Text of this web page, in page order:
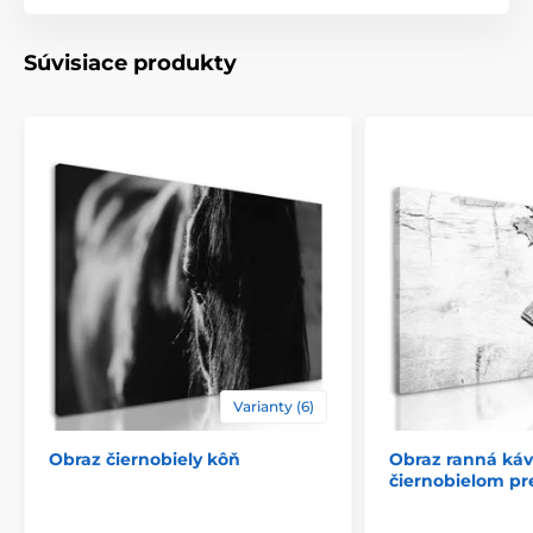
to, že na zadnej strane sú nahusto umiestnené spony.
Spolu s obrazmi obdržíte
Súvisiace produkty
Varianty (6)
Obraz čiernobiely kôň
Obraz ranná
čiernobielom